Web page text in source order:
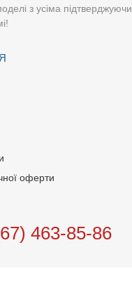
моделі з усіма
оферти
463-85-86